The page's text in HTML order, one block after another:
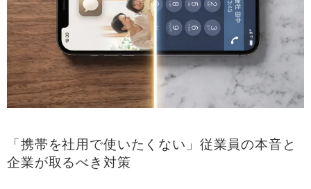
「携帯を社用で使いたくない」従業員の本音と
企業が取るべき対策